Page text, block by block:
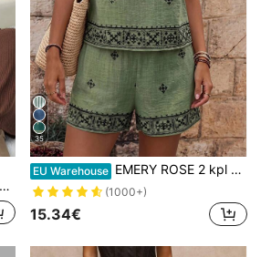
35
EU Warehouse EMERY ROSE 2 kpl naisten kukkakuvioista pyöreäkauluksista hihatonta paitaa ja shortseja, rento setti, täydellinen lomalle
(1000+)
15.34€